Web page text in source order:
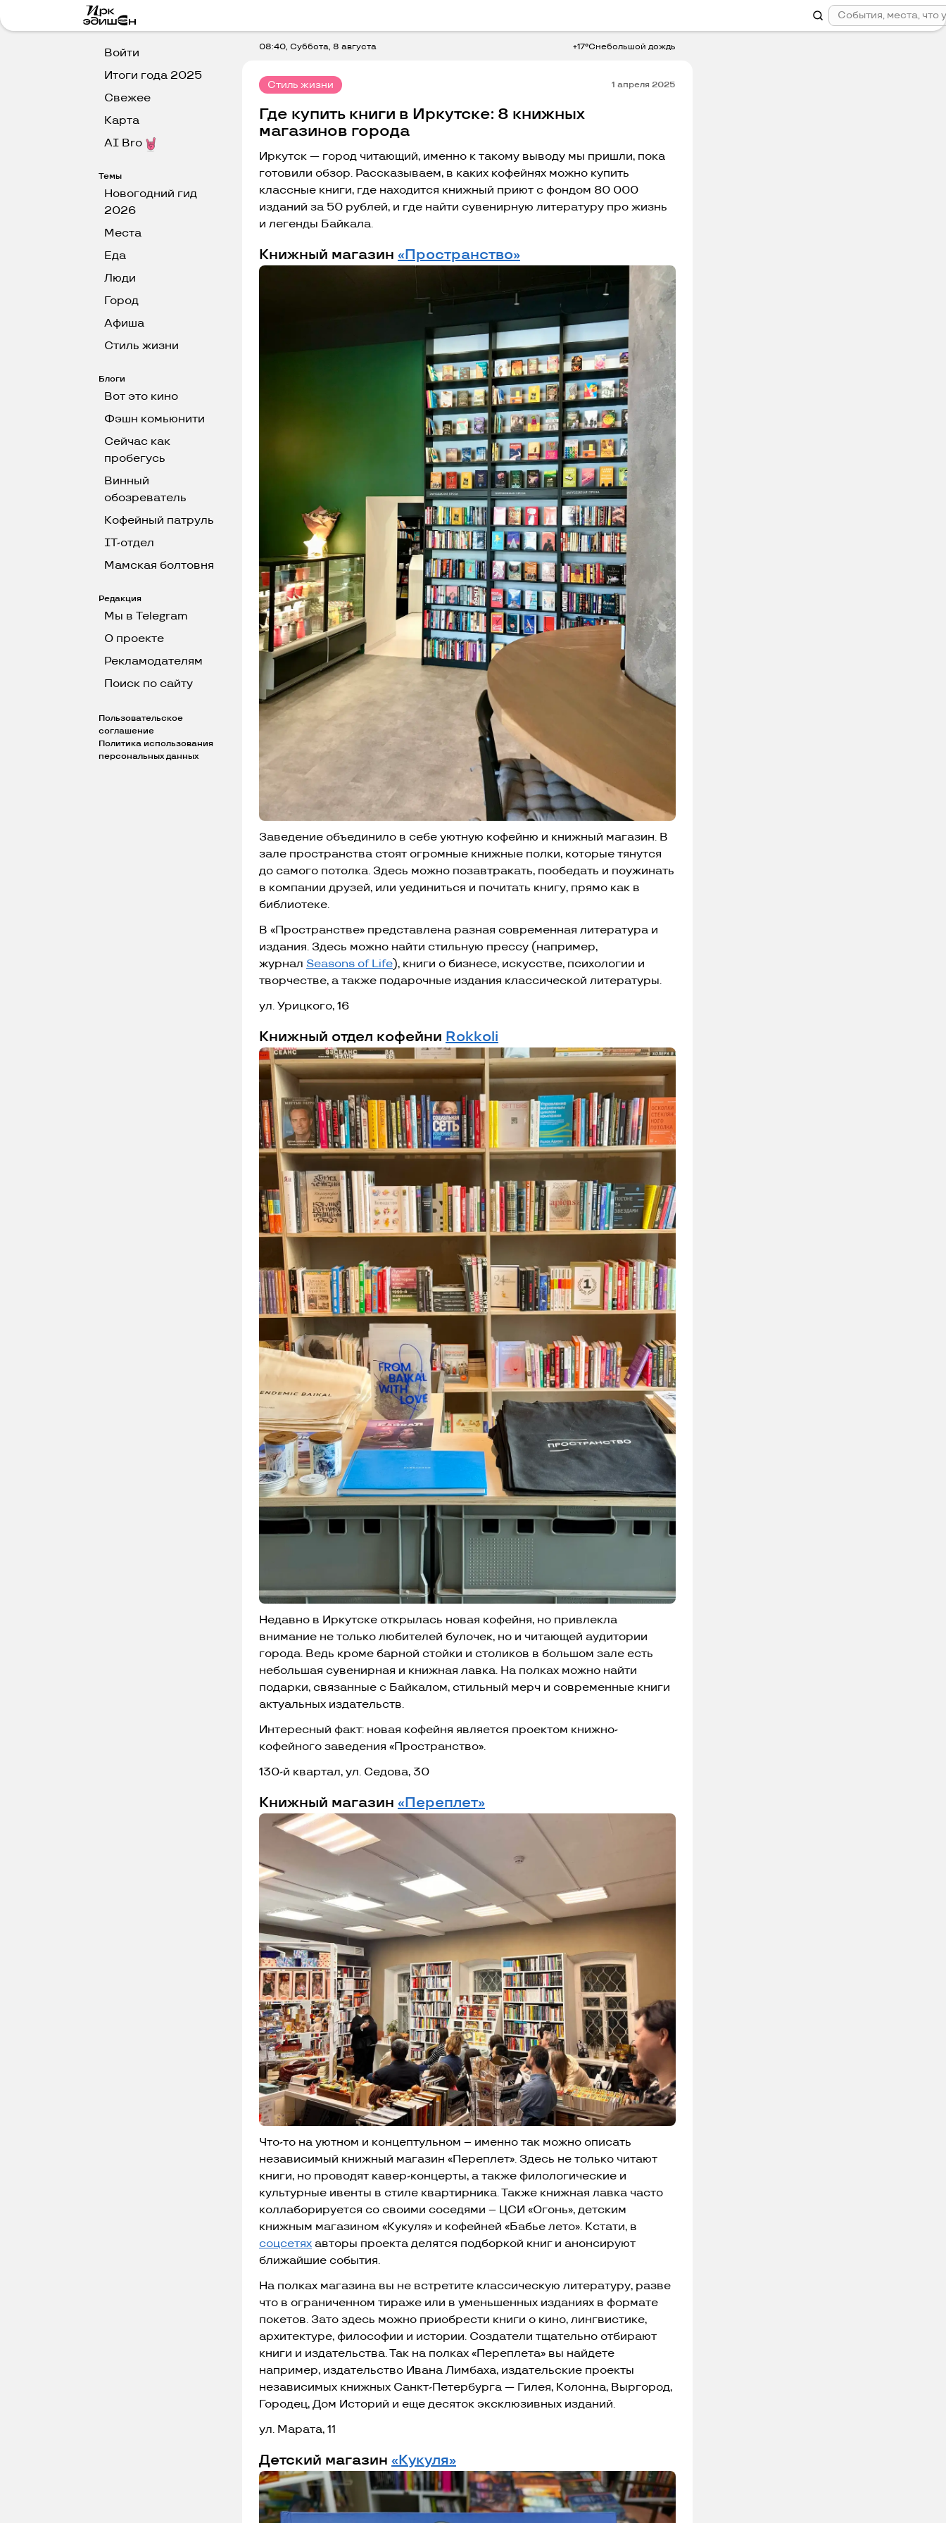
Войти
Итоги года 2025
Свежее
Карта
AI Bro
Темы
Новогодний гид
2026
Места
Еда
Люди
Город
Афиша
Стиль жизни
Блоги
Вот это кино
Фэшн комьюнити
Сейчас как
пробегусь
Винный
обозреватель
Кофейный патруль
IT-отдел
Мамская болтовня
Редакция
Мы в Telegram
О проекте
Рекламодателям
Поиск по сайту
Пользовательское
соглашение
Политика использования
персональных данных
08:40, Суббота, 8 августа +17°Cнебольшой дождь
Стиль жизни 1 апреля 2025
Где купить книги в Иркутске: 8 книжных
магазинов города
Иркутск — город читающий, именно к такому выводу мы пришли, пока
готовили обзор. Рассказываем, в каких кофейнях можно купить
классные книги, где находится книжный приют с фондом 80 000
изданий за 50 рублей, и где найти сувенирную литературу про жизнь
и легенды Байкала.
Книжный магазин «Пространство»
Заведение объединило в себе уютную кофейню и книжный магазин. В
зале пространства стоят огромные книжные полки, которые тянутся
до самого потолка. Здесь можно позавтракать, пообедать и поужинать
в компании друзей, или уединиться и почитать книгу, прямо как в
библиотеке.
В «Пространстве» представлена разная современная литература и
издания. Здесь можно найти стильную прессу (например,
журнал Seasons of Life), книги о бизнесе, искусстве, психологии и
творчестве, а также подарочные издания классической литературы.
ул. Урицкого, 16
Книжный отдел кофейни Rokkoli
Недавно в Иркутске открылась новая кофейня, но привлекла
внимание не только любителей булочек, но и читающей аудитории
города. Ведь кроме барной стойки и столиков в большом зале есть
небольшая сувенирная и книжная лавка. На полках можно найти
подарки, связанные с Байкалом, стильный мерч и современные книги
актуальных издательств.
Интересный факт: новая кофейня является проектом книжно-
кофейного заведения «Пространство».
130-й квартал, ул. Седова, 30
Книжный магазин «Переплет»
Что-то на уютном и концептульном – именно так можно описать
независимый книжный магазин «Переплет». Здесь не только читают
книги, но проводят кавер-концерты, а также филологические и
культурные ивенты в стиле квартирника. Также книжная лавка часто
коллаборируется со своими соседями – ЦСИ «Огонь», детским
книжным магазином «Кукуля» и кофейней «Бабье лето». Кстати, в
соцсетях авторы проекта делятся подборкой книг и анонсируют
ближайшие события.
На полках магазина вы не встретите классическую литературу, разве
что в ограниченном тираже или в уменьшенных изданиях в формате
покетов. Зато здесь можно приобрести книги о кино, лингвистике,
архитектуре, философии и истории. Создатели тщательно отбирают
книги и издательства. Так на полках «Переплета» вы найдете
например, издательство Ивана Лимбаха, издательские проекты
независимых книжных Санкт-Петербурга — Гилея, Колонна, Выргород,
Городец, Дом Историй и еще десяток эксклюзивных изданий.
ул. Марата, 11
Детский магазин «Кукуля»